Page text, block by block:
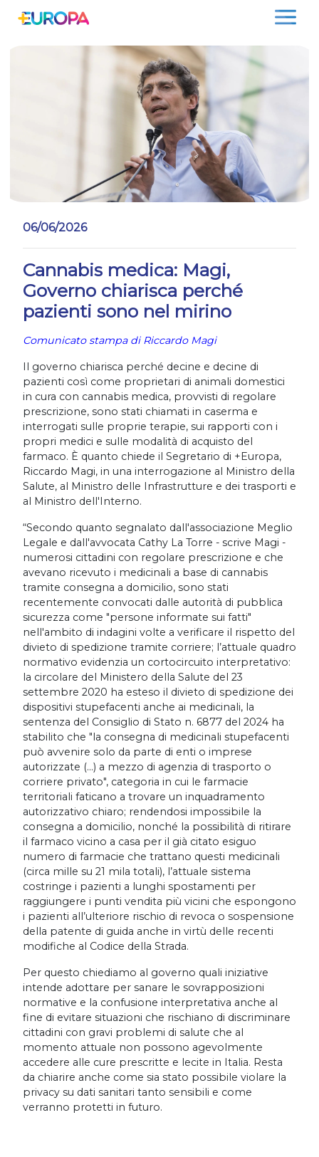
06/06/2026
Cannabis medica: Magi,
Governo chiarisca perché
pazienti sono nel mirino
Comunicato stampa di Riccardo Magi
Il governo chiarisca perché decine e decine di
pazienti così come proprietari di animali domestici
in cura con cannabis medica, provvisti di regolare
prescrizione, sono stati chiamati in caserma e
interrogati sulle proprie terapie, sui rapporti con i
propri medici e sulle modalità di acquisto del
farmaco. È quanto chiede il Segretario di +Europa,
Riccardo Magi, in una interrogazione al Ministro della
Salute, al Ministro delle Infrastrutture e dei trasporti e
al Ministro dell'Interno.
“Secondo quanto segnalato dall'associazione Meglio
Legale e dall'avvocata Cathy La Torre - scrive Magi -
numerosi cittadini con regolare prescrizione e che
avevano ricevuto i medicinali a base di cannabis
tramite consegna a domicilio, sono stati
recentemente convocati dalle autorità di pubblica
sicurezza come "persone informate sui fatti"
nell'ambito di indagini volte a verificare il rispetto del
divieto di spedizione tramite corriere; l’attuale quadro
normativo evidenzia un cortocircuito interpretativo:
la circolare del Ministero della Salute del 23
settembre 2020 ha esteso il divieto di spedizione dei
dispositivi stupefacenti anche ai medicinali, la
sentenza del Consiglio di Stato n. 6877 del 2024 ha
stabilito che "la consegna di medicinali stupefacenti
può avvenire solo da parte di enti o imprese
autorizzate (...) a mezzo di agenzia di trasporto o
corriere privato", categoria in cui le farmacie
territoriali faticano a trovare un inquadramento
autorizzativo chiaro; rendendosi impossibile la
consegna a domicilio, nonché la possibilità di ritirare
il farmaco vicino a casa per il già citato esiguo
numero di farmacie che trattano questi medicinali
(circa mille su 21 mila totali), l’attuale sistema
costringe i pazienti a lunghi spostamenti per
raggiungere i punti vendita più vicini che espongono
i pazienti all’ulteriore rischio di revoca o sospensione
della patente di guida anche in virtù delle recenti
modifiche al Codice della Strada.
Per questo chiediamo al governo quali iniziative
intende adottare per sanare le sovrapposizioni
normative e la confusione interpretativa anche al
fine di evitare situazioni che rischiano di discriminare
cittadini con gravi problemi di salute che al
momento attuale non possono agevolmente
accedere alle cure prescritte e lecite in Italia. Resta
da chiarire anche come sia stato possibile violare la
privacy su dati sanitari tanto sensibili e come
verranno protetti in futuro.